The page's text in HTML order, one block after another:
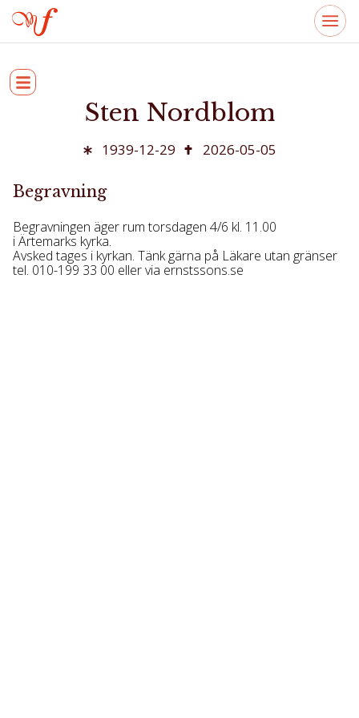
Sten Nordblom
1939-12-29 2026-05-05
Begravning
Begravningen äger rum torsdagen 4/6 kl. 11.00
i Ärtemarks kyrka.
Avsked tages i kyrkan. Tänk gärna på Läkare utan gränser
tel. 010-199 33 00 eller via ernstssons.se